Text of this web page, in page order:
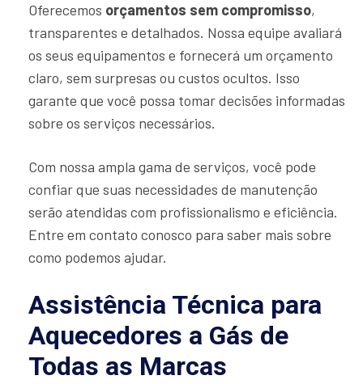
Oferecemos orçamentos sem compromisso,
transparentes e detalhados. Nossa equipe avaliará
os seus equipamentos e fornecerá um orçamento
claro, sem surpresas ou custos ocultos. Isso
garante que você possa tomar decisões informadas
sobre os serviços necessários.
Com nossa ampla gama de serviços, você pode
confiar que suas necessidades de manutenção
serão atendidas com profissionalismo e eficiência.
Entre em contato conosco para saber mais sobre
como podemos ajudar.
Assistência Técnica para
Aquecedores a Gás de
Todas as Marcas